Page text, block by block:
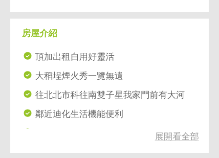
房屋介紹
頂加出租自用好靈活
大稻埕煙火秀一覽無遺
往北北市科往南雙子星我家門前有大河
鄰近迪化生活機能便利
捷運大橋頭D1走路7分鐘
展開看全部